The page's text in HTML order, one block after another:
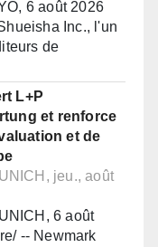
6 août 2026
Inc., l'un
de
L+P
et renforce
et de
jeu., août
6 août
-- Newmark